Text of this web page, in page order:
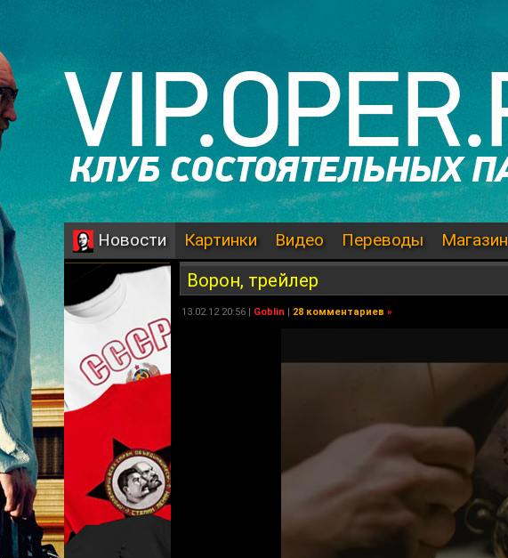
Новости Картинки Видео Переводы Магазин
Ворон, трейлер
13.02.12 20:56 | Goblin | 28 комментариев »